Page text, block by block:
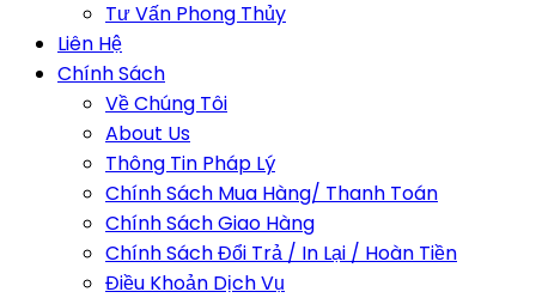
Tư Vấn Phong Thủy
Liên Hệ
Chính Sách
Về Chúng Tôi
About Us
Thông Tin Pháp Lý
Chính Sách Mua Hàng/ Thanh Toán
Chính Sách Giao Hàng
Chính Sách Đổi Trả / In Lại / Hoàn Tiền
Điều Khoản Dịch Vụ